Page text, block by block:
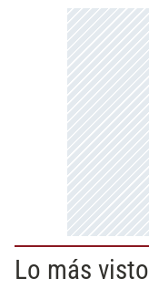
Lo más visto